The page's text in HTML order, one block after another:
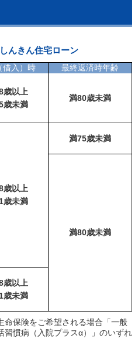
んきん住宅ローン
借入）時 最終返済時年齢
歳以上
歳未満
満80歳未満
歳以上
歳未満
満75歳未満
満80歳未満
歳以上
歳未満
保険をご希望される場合「一般
習慣病（入院プラスα）」のいずれ